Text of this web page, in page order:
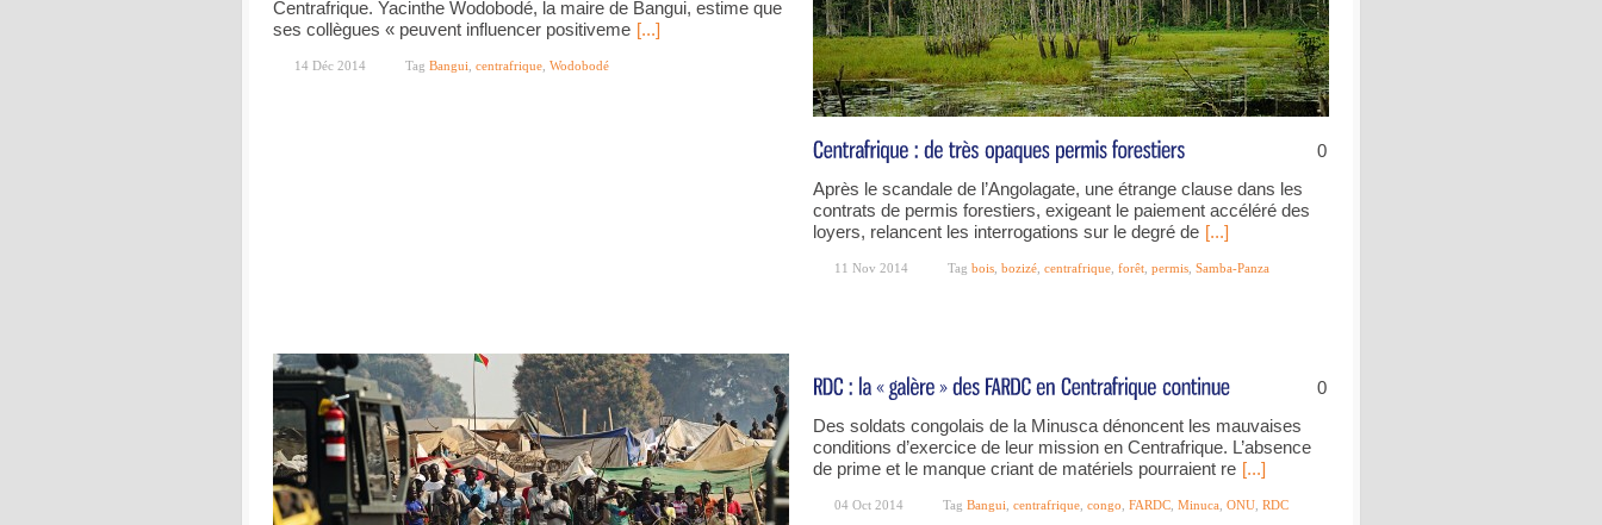
Centrafrique. Yacinthe Wodobodé, la maire de Bangui, estime que
ses collègues « peuvent influencer positiveme [...]
14 Déc 2014 Tag Bangui centrafrique Wodobodé
0
Après le scandale de l’Angolagate, une étrange clause dans les
contrats de permis forestiers, exigeant le paiement accéléré des
loyers, relancent les interrogations sur le degré de [...]
11 Nov 2014 Tag bois bozizé centrafrique forêt permis Samba-Panza
0
Des soldats congolais de la Minusca dénoncent les mauvaises
conditions d’exercice de leur mission en Centrafrique. L’absence
de prime et le manque criant de matériels pourraient re [...]
04 Oct 2014 Tag Bangui centrafrique congo FARDC Minuca ONU RDC